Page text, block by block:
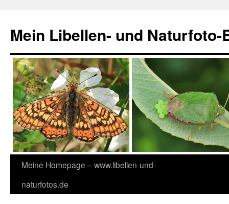
springen
Mein Libellen- und Naturfoto-
Meine Homepage – www.libellen-und-
naturfotos.de